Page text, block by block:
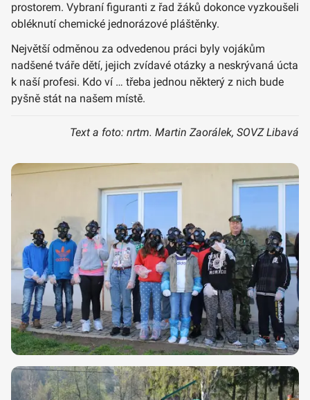
prostorem. Vybraní figuranti z řad žáků dokonce vyzkoušeli
obléknutí chemické jednorázové pláštěnky.
Největší odměnou za odvedenou práci byly vojákům
nadšené tváře dětí, jejich zvídavé otázky a neskrývaná úcta
k naší profesi. Kdo ví … třeba jednou některý z nich bude
pyšně stát na našem místě.
Text a foto: nrtm. Martin Zaorálek, SOVZ Libavá